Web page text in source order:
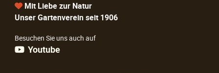
Mit Liebe zur Natur
Unser Gartenverein seit 1906
Besuchen Sie uns auch auf
Youtube